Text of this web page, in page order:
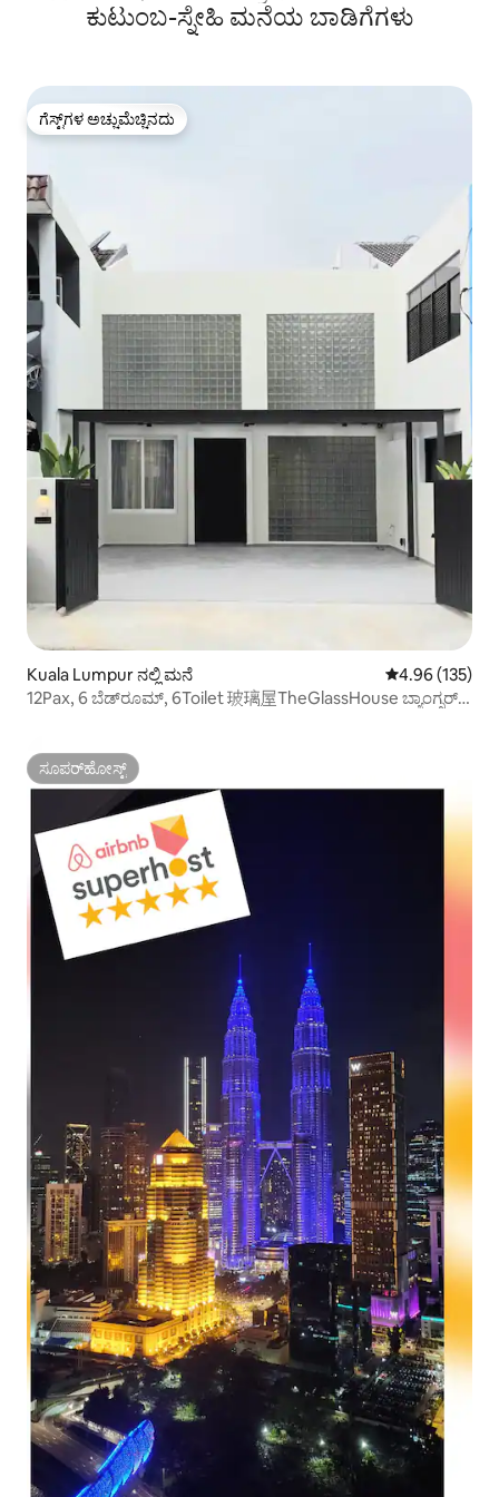
ಕುಟುಂಬ-ಸ್ನೇಹಿ ಮನೆಯ ಬಾಡಿಗೆಗಳು
ಗೆಸ್ಟ್‌ಗಳ ಅಚ್ಚುಮೆಚ್ಚಿನದು
ಗೆಸ್ಟ್‌ಗಳ ಅಚ್ಚುಮೆಚ್ಚಿನದು
Kuala Lumpur ನಲ್ಲಿ ಮನೆ 5 ರಲ್ಲಿ 4.96
4.96 (135)
12Pax, 6 ಬೆಡ್‌ರೂಮ್, 6Toilet 玻璃屋TheGlassHouse ಬ್ಯಾಂಗ್ಸರ್
ಸೂಪರ್‌ಹೋಸ್ಟ್
ಸೂಪರ್‌ಹೋಸ್ಟ್